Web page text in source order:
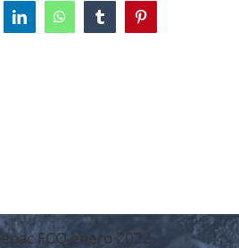
LinkedInWhatsAppTumblrPinterest
FCQ enero 2022